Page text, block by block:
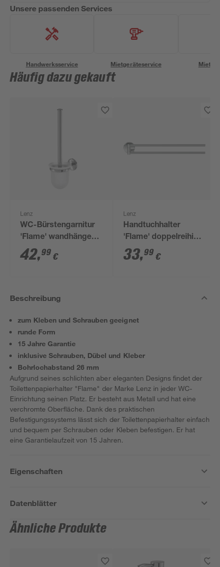
Unsere passenden Services
Handwerksservice Mietgeräteservice
Häufig dazu gekauft
Lenz
WC-Bürstengarnitur
'Flame' wandhängend
rund verchromt/weiß
42,99 €
Lenz
Handtuchhalter
'Flame' doppelreihig
verchromt 43,2 cm
33,99 €
Beschreibung
zum Kleben und Schrauben geeignet
runde Form
15 Jahre Garantie
inklusive Schrauben, Dübel und Kleber
Bohrlochabstand 26 mm
Aufgrund seines schlichten aber eleganten Designs findet der
Toilettenpapierhalter "Flame" der Marke Lenz in jeder WC-
Einrichtung seinen Platz. Er besteht aus Metall und hat eine
verchromte Oberfläche. Dank des praktischen
Befestigungssystems lässt sich der Toilettenpapierhalter einfach
und bequem per Schrauben oder Kleben befestigen. Er hat
eine Garantielaufzeit von 15 Jahren.
Eigenschaften
Datenblätter
Ähnliche Produkte